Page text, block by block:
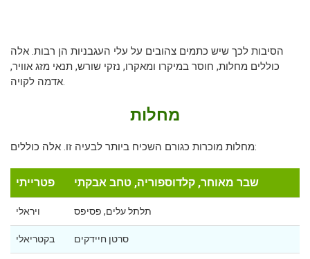
הסיבות לכך שיש כתמים צהובים על עלי העגבניות הן רבות. אלה
כוללים מחלות, חוסר במיקרו ומאקרו, נזקי שורש, תנאי מזג אוויר,
אדמה לקויה.
מחלות
מחלות מוכרות כגורם השכיח ביותר לבעיה זו. אלה כוללים:
פטרייתי שבר מאוחר, קלדוספוריה, טחב אבקתי
ויראלי תלתל עלים, פסיפס
בקטריאלי סרטן חיידקים